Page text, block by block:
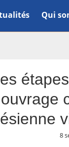
Qui
8